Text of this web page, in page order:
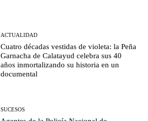
ACTUALIDAD
Cuatro décadas vestidas de violeta: la Peña
Garnacha de Calatayud celebra sus 40
años inmortalizando su historia en un
documental
SUCESOS